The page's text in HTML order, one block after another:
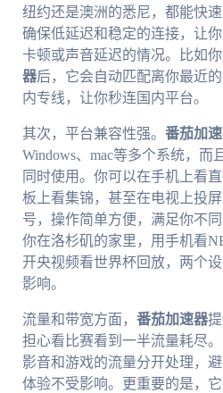
纽约还是澳洲的悉尼，都能快
确保低延迟和稳定的连接，让
卡顿或声音延迟的情况。比如
器后，它会自动匹配离你最近
内专线，让你秒连国内平台。
其次，平台兼容性强。 番茄加
Windows、mac等多个系统，而
同时使用。你可以在手机上看
板上看集锦，甚至在电视上投
号，操作简单方便，满足你不
你在洛杉矶的家里，用手机看
开央视频看世界杯回放，两个
影响。
流量和带宽方面， 番茄加速器
担心看比赛看到一半流量耗尽
影音和游戏的流量分开处理，
体验不受影响。更重要的是，